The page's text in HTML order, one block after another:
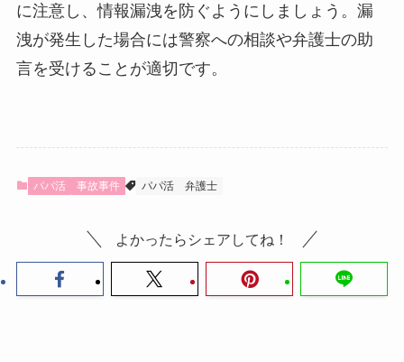
に注意し、情報漏洩を防ぐようにしましょう。漏
洩が発生した場合には警察への相談や弁護士の助
言を受けることが適切です。
パパ活 事故事件 パパ活 弁護士
よかったらシェアしてね！